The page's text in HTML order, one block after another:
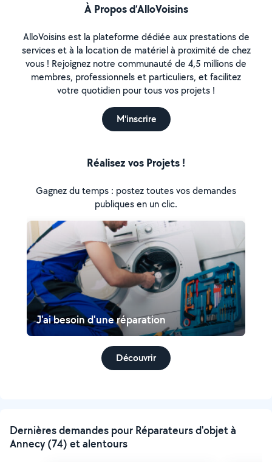
À Propos d’AlloVoisins
AlloVoisins est la plateforme dédiée aux prestations de
services et à la location de matériel à proximité de chez
vous ! Rejoignez notre communauté de 4,5 millions de
membres, professionnels et particuliers, et facilitez
votre quotidien pour tous vos projets !
M'inscrire
Réalisez vos Projets !
Gagnez du temps : postez toutes vos demandes
publiques en un clic.
J'ai besoin d'une réparation
Découvrir
Dernières demandes pour Réparateurs d'objet à
Annecy (74) et alentours